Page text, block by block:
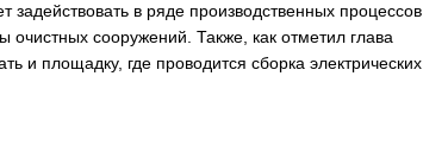
в ряде производственных процессов
очистных сооружений. Также, как отметил глава
и площадку, где проводится сборка электрических